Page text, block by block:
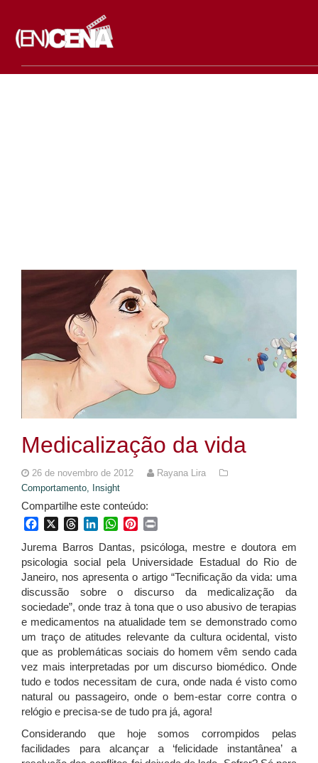
Medicalização da vida
26 de novembro de 2012
Rayana Lira
Comportamento,
Insight
Compartilhe este conteúdo:
FacebookThreadsLinkedInWhatsApp
Pinterest
Jurema Barros Dantas, psicóloga, mestre e doutora em
psicologia social pela Universidade Estadual do Rio de
Janeiro, nos apresenta o artigo “Tecnificação da vida: uma
discussão sobre o discurso da medicalização da
sociedade”, onde traz à tona que o uso abusivo de terapias
e medicamentos na atualidade tem se demonstrado como
um traço de atitudes relevante da cultura ocidental, visto
que as problemáticas sociais do homem vêm sendo cada
vez mais interpretadas por um discurso biomédico. Onde
tudo e todos necessitam de cura, onde nada é visto como
natural ou passageiro, onde o bem-estar corre contra o
relógio e precisa-se de tudo pra já, agora!
Considerando que hoje somos corrompidos pelas
facilidades para alcançar a ‘felicidade instantânea’ a